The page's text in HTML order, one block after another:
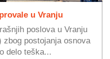
u Vranju
poslova u Vranju
zbog postojanja osnova
delo teška...